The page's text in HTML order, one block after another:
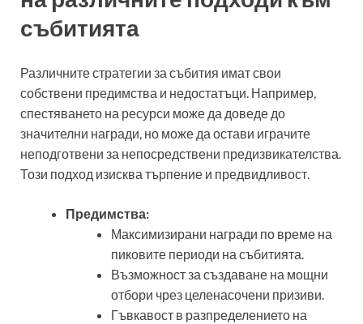
събитията
Различните стратегии за събития имат свои
собствени предимства и недостатъци. Например,
спестяването на ресурси може да доведе до
значителни награди, но може да остави играчите
неподготвени за непосредствени предизвикателства.
Този подход изисква търпение и предвидливост.
Предимства:
Максимизирани награди по време на
пиковите периоди на събитията.
Възможност за създаване на мощни
отбори чрез целенасочени призиви.
Гъвкавост в разпределението на